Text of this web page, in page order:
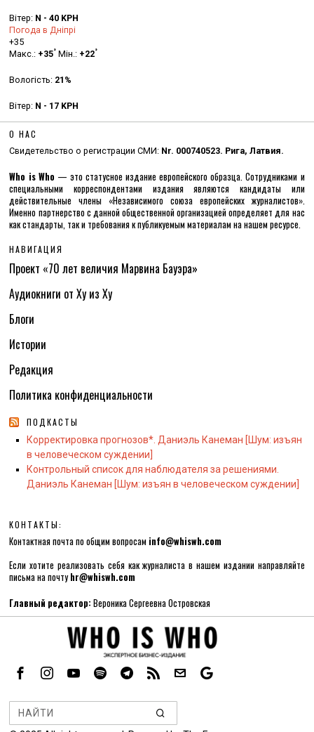
Вітер: N - 40 KPH
Погода в Дніпрі
+35
Макс.: +35° Мін.: +22°
Вологість: 21%
Вітер: N - 17 KPH
О НАС
Свидетельство о регистрации СМИ: Nr. 000740523. Рига, Латвия.
Who is Who — это статусное издание европейского образца. Сотрудниками и
специальными корреспондентами издания являются кандидаты или
действительные члены «Независимого союза европейских журналистов».
Именно партнерство с данной общественной организацией определяет для нас
как стандарты, так и требования к публикуемым материалам на нашем ресурсе.
НАВИГАЦИЯ
Проект «70 лет величия Марвина Бауэра»
Аудиокниги от Ху из Ху
Блоги
Истории
Редакция
Политика конфиденциальности
ПОДКАСТЫ
Корректировка прогнозов*. Даниэль Канеман [Шум: изъян
в человеческом суждении]
Контрольный список для наблюдателя за решениями.
Даниэль Канеман [Шум: изъян в человеческом суждении]
КОНТАКТЫ:
Контактная почта по общим вопросам info@whiswh.com
Если хотите реализовать себя как журналиста в нашем издании направляйте
письма на почтуhr@whiswh.com
Главный редактор: Вероника Сергеевна Островская